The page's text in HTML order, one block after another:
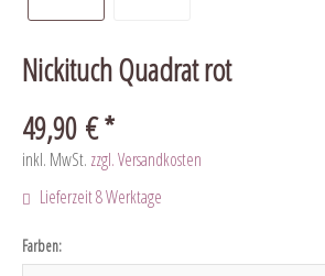
Nickituch Quadrat rot
49,90 € *
inkl. MwSt. zzgl. Versandkosten
Lieferzeit 8 Werktage
Farben: